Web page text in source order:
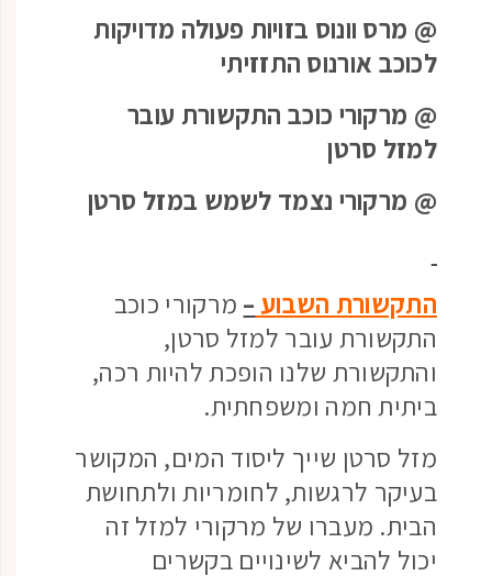
@ מרס וונוס בזויות פעולה מדויקות
לכוכב אורנוס התזזיתי
@ מרקורי כוכב התקשורת עובר
למזל סרטן
@ מרקורי נצמד לשמש במזל סרטן
התקשורת השבוע – מרקורי כוכב
התקשורת עובר למזל סרטן,
והתקשורת שלנו הופכת להיות רכה,
ביתית חמה ומשפחתית.
מזל סרטן שייך ליסוד המים, המקושר
בעיקר לרגשות, לחומריות ולתחושת
הבית. מעברו של מרקורי למזל זה
יכול להביא לשינויים בקשרים